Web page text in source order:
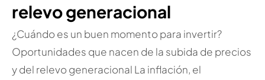
relevo generacional
¿Cuándo es un buen momento para invertir?
Oportunidades que nacen de la subida de precios
y del relevo generacional La inflación, el